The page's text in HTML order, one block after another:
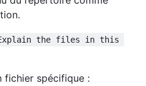
the files in this
fichier spécifique :